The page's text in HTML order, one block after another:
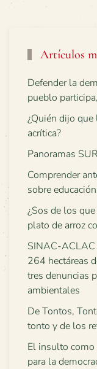
Artículos
Defender la
pueblo
¿Quién dijo
acrítica?
Panoramas
Comprender
sobre
¿Sos de los
plato de arroz
SINAC-ACLAC
264 hectáreas
tres denuncias
ambientales
De Tontos,
tonto y de los
El insulto como
para la